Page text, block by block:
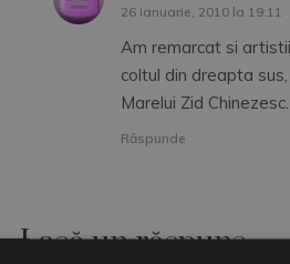
26 ianuarie, 2010 la 19:11
Am remarcat si
coltul din dreapta
Marelui Zid Chinezesc.
Răspunde
Lasă un răspuns